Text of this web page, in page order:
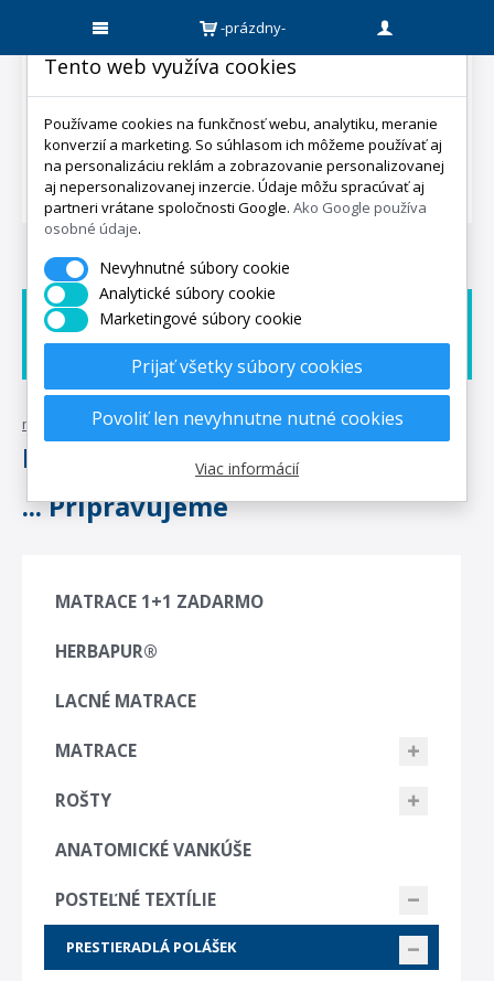
-prázdny-
Doprava zadarmo
Dárek zadarmo
Expedicia do 5 dní
mpo-matrace.sk • posteľné textílie•prestieradlá polášek
PRESTIERADLÁ POLÁŠEK
... Připravujeme
MATRACE 1+1 ZADARMO
HERBAPUR®
LACNÉ MATRACE
MATRACE
ROŠTY
ANATOMICKÉ VANKÚŠE
POSTEĽNÉ TEXTÍLIE
PRESTIERADLÁ POLÁŠEK
Tento web využíva cookies
Používame cookies na funkčnosť webu, analytiku, meranie
konverzií a marketing. So súhlasom ich môžeme používať aj
na personalizáciu reklám a zobrazovanie personalizovanej
aj nepersonalizovanej inzercie. Údaje môžu spracúvať aj
partneri vrátane spoločnosti Google. Ako Google používa
osobné údaje.
Nevyhnutné súbory cookie
Analytické súbory cookie
Marketingové súbory cookie
Prijať všetky súbory cookies
Povoliť len nevyhnutne nutné cookies
Viac informácií